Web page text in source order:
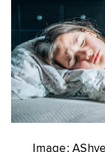
Image: